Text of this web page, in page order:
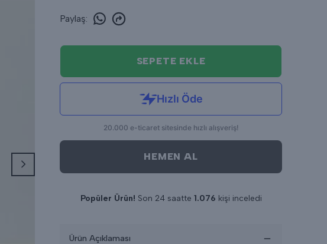
Paylaş:
SEPETE EKLE
HEMEN AL
Popüler Ürün! Son 24 saatte 1.076 kişi inceledi
Ürün Açıklaması